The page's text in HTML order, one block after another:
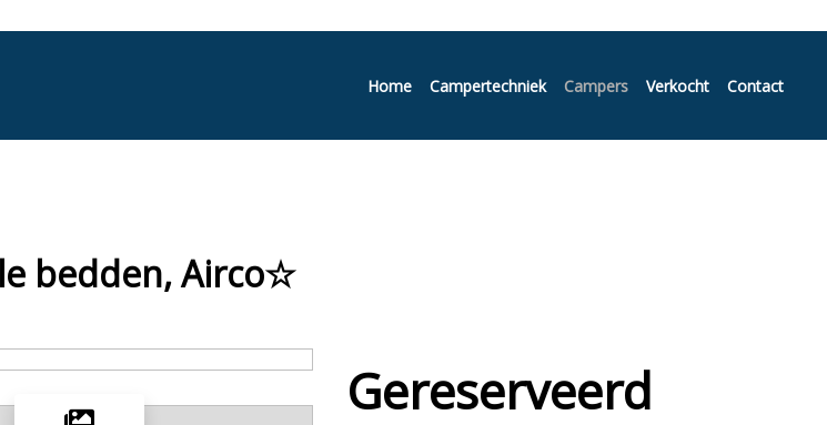
Home Campertechniek Campers Verkocht Contact
bedden, Airco☆
Gereserveerd